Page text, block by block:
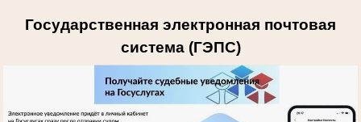
Государственная электронная почтовая
система (ГЭПС)